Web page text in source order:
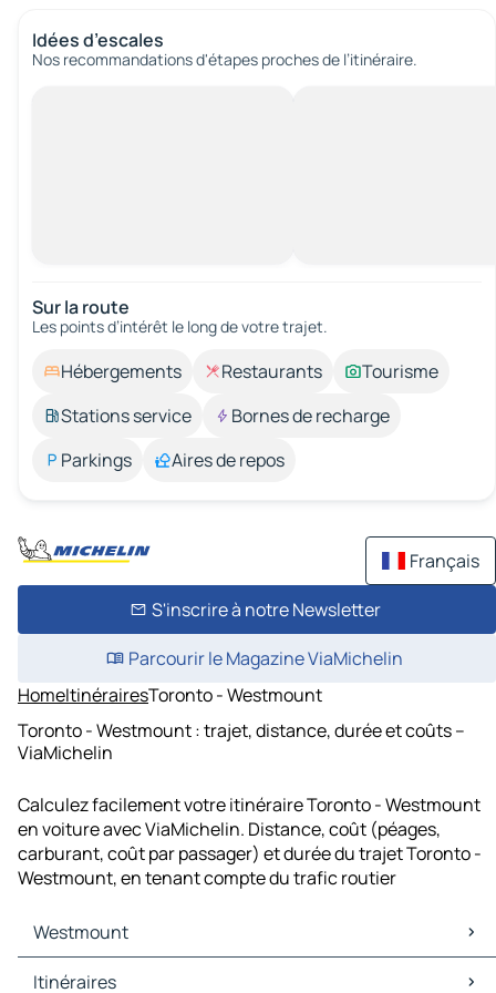
Idées d’escales
Nos recommandations d'étapes proches de l’itinéraire.
Sur la route
Les points d’intérêt le long de votre trajet.
Hébergements Restaurants
Tourisme
Stations service
Bornes de recharge
Parkings
Aires de repos
Français
S'inscrire à notre Newsletter
Parcourir le Magazine ViaMichelin
HomeItinérairesToronto - Westmount
Toronto - Westmount : trajet, distance, durée et coûts –
ViaMichelin
Calculez facilement votre itinéraire Toronto - Westmount
en voiture avec ViaMichelin. Distance, coût (péages,
carburant, coût par passager) et durée du trajet Toronto -
Westmount, en tenant compte du trafic routier
Westmount
Westmount Cartes et plans
Itinéraires